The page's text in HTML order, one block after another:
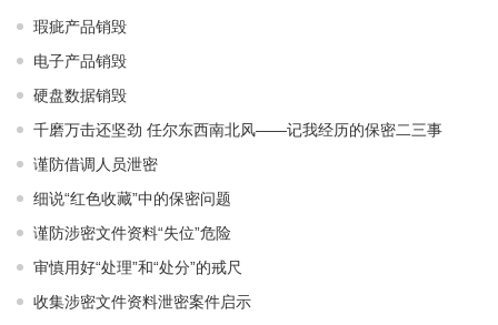
瑕疵产品销毁
电子产品销毁
硬盘数据销毁
千磨万击还坚劲 任尔东西南北风——记我经历的保密二三事
谨防借调人员泄密
细说“红色收藏”中的保密问题
谨防涉密文件资料“失位”危险
审慎用好“处理”和“处分”的戒尺
收集涉密文件资料泄密案件启示